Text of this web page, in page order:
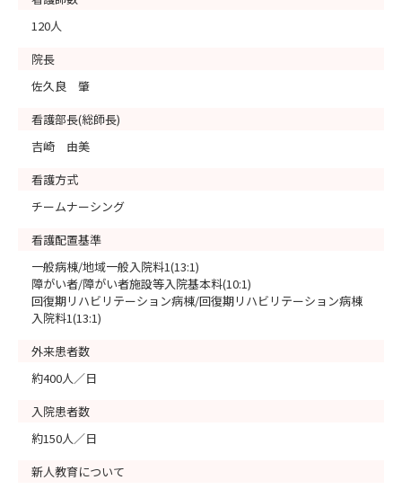
120人
院長
佐久良 肇
看護部長(総師長)
吉崎 由美
看護方式
チームナーシング
看護配置基準
一般病棟/地域一般入院料1(13:1)
障がい者/障がい者施設等入院基本料(10:1)
回復期リハビリテーション病棟/回復期リハビリテーション病棟
入院料1(13:1)
外来患者数
約400人／日
入院患者数
約150人／日
新人教育について